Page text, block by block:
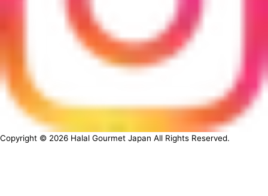
Copyright © 2026 Halal Gourmet Japan All Rights Reserved.